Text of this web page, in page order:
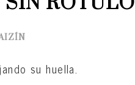
su huella.